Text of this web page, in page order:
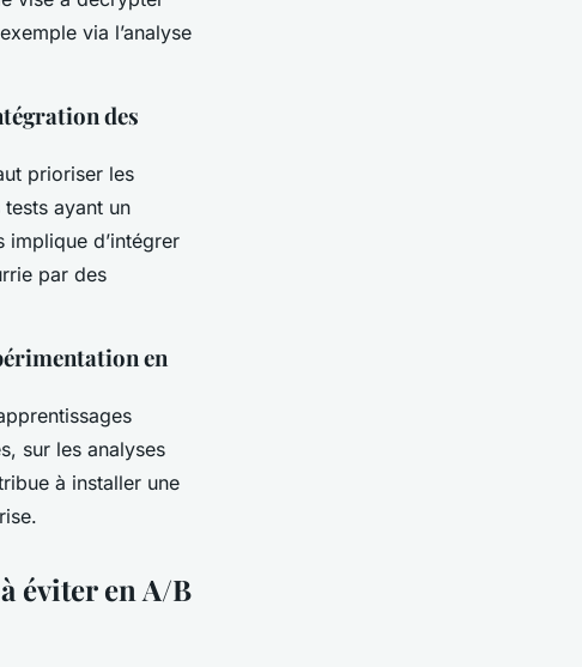
via l’analyse
des
prioriser les
ayant un
d’intégrer
par des
en
sur les analyses
à installer une
éviter en A/B